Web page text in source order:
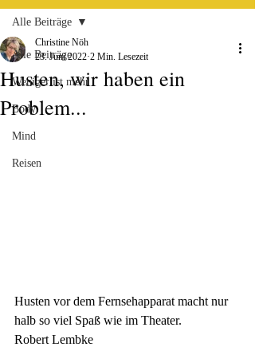
Alle Beiträge
Weniger ist mehr
Body
Mind
Reisen
Alle Beiträge
Husten, wir haben ein
Problem...
Christine Nöh
23. Juni 2022 2 Min. Lesezeit
Husten vor dem Fernsehapparat macht nur
halb so viel Spaß wie im Theater.
Robert Lembke